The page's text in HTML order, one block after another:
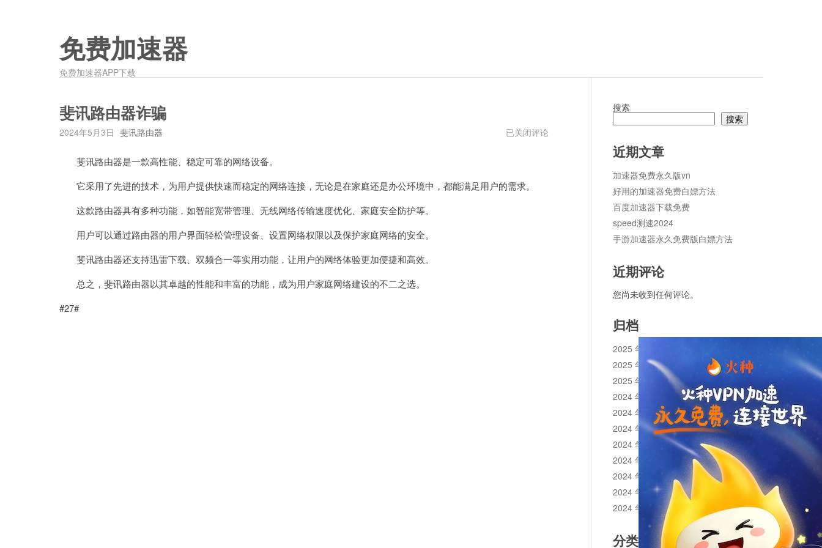
免费加速器
免费加速器APP下载
斐讯路由器诈骗
2024年5月3日 斐讯路由器
斐
诈
骗
已关闭评论
斐讯路由器是一款高性能、稳定可靠的网络设备。
它采用了先进的技术，为用户提供快速而稳定的网络连接，无论是在家庭还是办公环境中，都能满足用户的需求。
这款路由器具有多种功能，如智能宽带管理、无线网络传输速度优化、家庭安全防护等。
用户可以通过路由器的用户界面轻松管理设备、设置网络权限以及保护家庭网络的安全。
斐讯路由器还支持迅雷下载、双频合一等实用功能，让用户的网络体验更加便捷和高效。
总之，斐讯路由器以其卓越的性能和丰富的功能，成为用户家庭网络建设的不二之选。
#27#
搜索
搜索
近期文章
加速器免费永久版vn
好用的加速器免费白嫖方法
百度加速器下载免费
speed测速2024
手游加速器永久免费版白嫖方法
近期评论
您尚未收到任何评论。
归档
2025 年 11 月
2025 年 10 月
2025 年 1 月
2024 年 12 月
2024 年 11 月
2024 年 10 月
2024 年 9 月
2024 年 8 月
2024 年 7 月
2024 年 6 月
2024 年 5 月
分类目录